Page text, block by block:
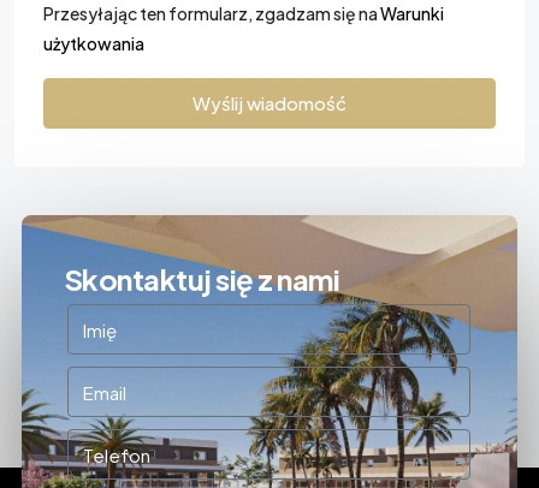
Przesyłając ten formularz, zgadzam się naWarunki
użytkowania
Wyślij wiadomość
Skontaktuj się z nami